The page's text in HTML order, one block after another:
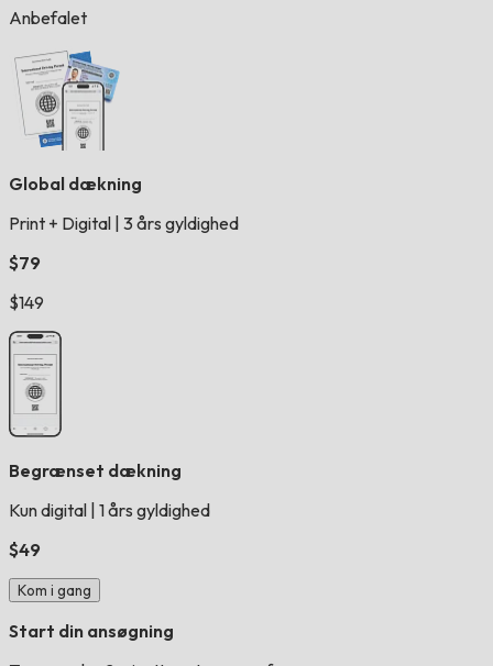
Anbefalet
Global dækning
Print + Digital 3 års gyldighed
$79
$149
Begrænset dækning
Kun digital 1 års gyldighed
$49
Kom i gang
Start din ansøgning